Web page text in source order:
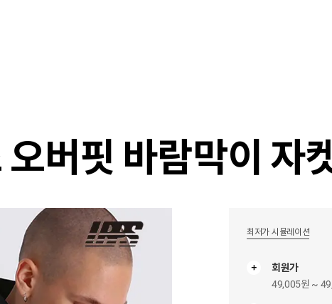
버핏 바람막이 자
최저가 시뮬레이션
회원가
49,005원 ~